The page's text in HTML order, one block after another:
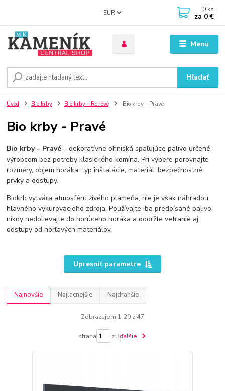
Menu
EUR
Hľadať
0 ks
za 0 €
Úvod Bio krby Bio krby - Rohové Bio krby - Pravé
Bio krby - Pravé
Bio krby – Pravé – dekoratívne ohniská spaľujúce palivo určené
výrobcom bez potreby klasického komína. Pri výbere porovnajte
rozmery, objem horáka, typ inštalácie, materiál, bezpečnostné
prvky a odstupy.
Biokrb vytvára atmosféru živého plameňa, nie je však náhradou
hlavného vykurovacieho zdroja. Používajte iba predpísané palivo,
nikdy nedolievajte do horúceho horáka a dodržte vetranie aj
odstupy od horľavých materiálov.
Upresniť parametre
Najnovšie Najlacnejšie Najdrahšie
Zobrazujem 1-20 z 47
strana z 3ďalšie